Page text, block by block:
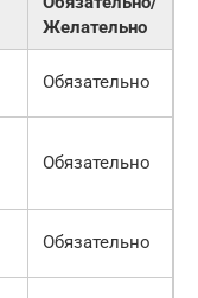
Желательно
Обязательно
Обязательно
Обязательно